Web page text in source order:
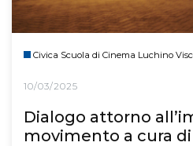
Civica Scuola di Cinema Luchino
10/03/2025
Dialogo attorno
movimento a cura